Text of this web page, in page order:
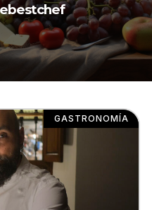
GASTRONOMÍA